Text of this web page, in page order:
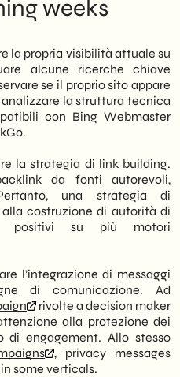
weeks
la propria visibilità attuale su
alcune ricerche chiave
se il proprio sito appare
la struttura tecnica
con Bing Webmaster
la strategia di link building.
da fonti autorevoli,
una strategia di
costruzione di autorità di
positivi su più motori
l’integrazione di messaggi
di comunicazione. Ad
rivolte a decision maker
alla protezione dei
engagement. Allo stesso
, privacy messages
some verticals.